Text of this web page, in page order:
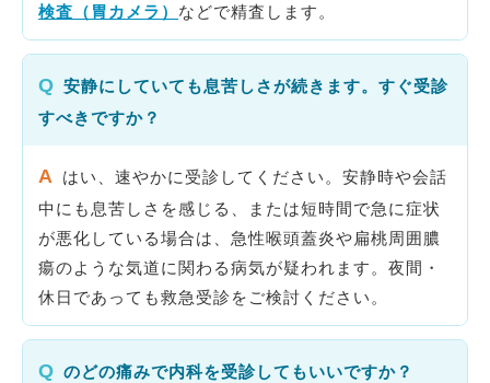
検査（胃カメラ） などで精査します。
Q 安静にしていても息苦しさが続きます。すぐ受診
すべきですか？
A
はい、速やかに受診してください。安静時や会話
中にも息苦しさを感じる、または短時間で急に症状
が悪化している場合は、急性喉頭蓋炎や扁桃周囲膿
瘍のような気道に関わる病気が疑われます。夜間・
休日であっても救急受診をご検討ください。
Q のどの痛みで内科を受診してもいいですか？